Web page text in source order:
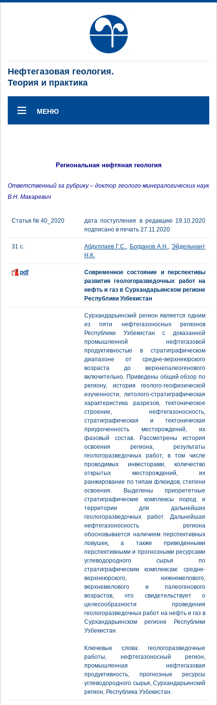
Нефтегазовая геология.
Теория и практика
МЕНЮ
Региональная нефтяная геология
Ответственный за рубрику – доктор геолого-минералогических наук
В.Н. Макаревич
Статья № 40_2020
дата поступления в редакцию 19.10.2020
подписано в печать 27.11.2020
31 с. Абдуллаев Г.С., Богданов А.Н., Эйдельнант
Н.К.
pdf
Современное состояние и перспективы
развития геологоразведочных работ на
нефть и газ в Сурхандарьинском регионе
Республики Узбекистан
Сурхандарьинский регион является одним
из пяти нефтегазоносных регионов
Республики Узбекистан с доказанной
промышленной нефтегазовой
продуктивностью в стратиграфическом
диапазоне от средне-верхнеюрского
возраста до верхнепалеогенового
включительно. Приведены общий обзор по
региону, история геолого-геофизической
изученности, литолого-стратиграфическая
характеристика разрезов, тектоническое
строение, нефтегазоносность,
стратиграфическая и тектоническая
приуроченность месторождений, их
фазовый состав. Рассмотрены история
освоения региона, результаты
геологоразведочных работ, в том числе
проводимых инвесторами, количество
открытых месторождений, их
ранжирование по типам флюидов, степени
освоения. Выделены приоритетные
стратиграфические комплексы пород и
территории для дальнейших
геологоразведочных работ. Дальнейшая
нефтегазоносность региона
обосновывается наличием перспективных
ловушек, а также приведенными
перспективными и прогнозными ресурсами
углеводородного сырья по
стратиграфическим комплексам: средне-
верхнеюрского, нижнемелового,
верхнемелового и палеогенового
возрастов, что свидетельствует о
целесообразности проведения
геологоразведочных работ на нефть и газ в
Сурхандарьинском регионе Республики
Узбекистан.
Ключевые слова: геологоразведочные
работы, нефтегазоносный регион,
промышленная нефтегазовая
продуктивность, прогнозные ресурсы
углеводородного сырья, Сурхандарьинский
регион, Республика Узбекистан.